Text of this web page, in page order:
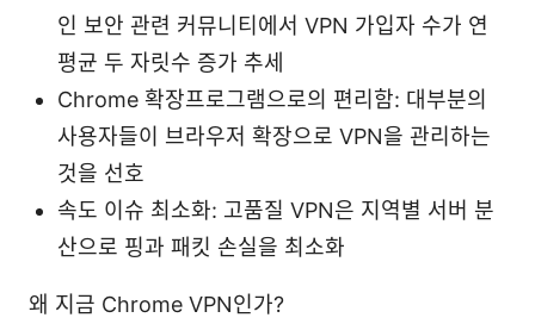
인 보안 관련 커뮤니티에서 VPN 가입자 수가 연
평균 두 자릿수 증가 추세
Chrome 확장프로그램으로의 편리함: 대부분의
사용자들이 브라우저 확장으로 VPN을 관리하는
것을 선호
속도 이슈 최소화: 고품질 VPN은 지역별 서버 분
산으로 핑과 패킷 손실을 최소화
왜 지금 Chrome VPN인가?